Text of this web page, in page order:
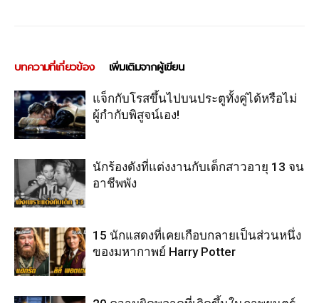
บทความที่เกี่ยวข้อง เพิ่มเติมจากผู้เขียน
แจ็กกับโรสขึ้นไปบนประตูทั้งคู่ได้หรือไม่
ผู้กำกับพิสูจน์เอง!
นักร้องดังที่แต่งงานกับเด็กสาวอายุ 13 จน
อาชีพพัง
15 นักแสดงที่เคยเกือบกลายเป็นส่วนหนึ่ง
ของมหากาพย์ Harry Potter